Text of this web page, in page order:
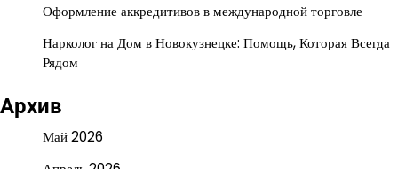
Оформление аккредитивов в международной торговле
Нарколог на Дом в Новокузнецке: Помощь, Которая Всегда
Рядом
Архив
Май 2026